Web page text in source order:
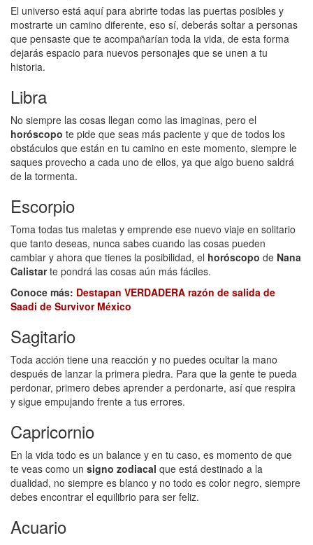
El universo está aquí para abrirte todas las puertas posibles y
mostrarte un camino diferente, eso sí, deberás soltar a personas
que pensaste que te acompañarían toda la vida, de esta forma
dejarás espacio para nuevos personajes que se unen a tu
historia.
Libra
No siempre las cosas llegan como las imaginas, pero el
horóscopo te pide que seas más paciente y que de todos los
obstáculos que están en tu camino en este momento, siempre le
saques provecho a cada uno de ellos, ya que algo bueno saldrá
de la tormenta.
Escorpio
Toma todas tus maletas y emprende ese nuevo viaje en solitario
que tanto deseas, nunca sabes cuando las cosas pueden
cambiar y ahora que tienes la posibilidad, el horóscopo de Nana
Calistarte pondrá las cosas aún más fáciles.
Conoce más: Destapan VERDADERA razón de salida de
Saadi de Survivor México
Sagitario
Toda acción tiene una reacción y no puedes ocultar la mano
después de lanzar la primera piedra. Para que la gente te pueda
perdonar, primero debes aprender a perdonarte, así que respira
y sigue empujando frente a tus errores.
Capricornio
En la vida todo es un balance y en tu caso, es momento de que
te veas como un signo zodiacal que está destinado a la
dualidad, no siempre es blanco y no todo es color negro, siempre
debes encontrar el equilibrio para ser feliz.
Acuario